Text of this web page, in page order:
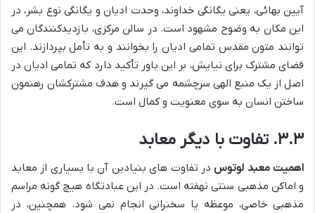
آیین بهائی، یعنی یگانگی خداوند، وحدت ادیان و یگانگی نوع بشر، در
این مکان به وضوح مشهود است. در سالن مرکزی، بازدیدکنندگان می
توانند متون مقدس تمامی ادیان را بخوانند و به تأمل بپردازند. این
فضای مشترک برای نیایش، بر این باور تأکید دارد که تمامی ادیان در
اصل از یک منبع الهی سرچشمه می گیرند و هدف مشترکشان رهنمون
ساختن انسان به سوی معنویت و کمال است.
۳.۳. تفاوت با دیگر معابد
اهمیت معبد لوتوسدر تفاوت های بنیادین آن با بسیاری از معابد
و اماکن مذهبی سنتی نهفته است. در این عبادتگاه هیچ گونه مراسم
مذهبی خاصی، موعظه یا سخنرانی انجام نمی شود. همچنین، در